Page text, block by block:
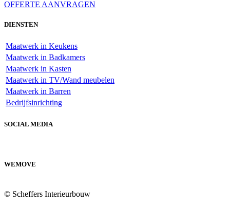
OFFERTE AANVRAGEN
DIENSTEN
Maatwerk in Keukens
Maatwerk in Badkamers
Maatwerk in Kasten
Maatwerk in TV/Wand meubelen
Maatwerk in Barren
Bedrijfsinrichting
SOCIAL MEDIA
WEMOVE
© Scheffers Interieurbouw